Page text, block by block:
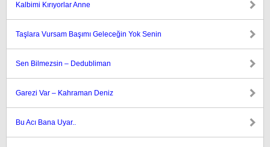
Kalbimi Kırıyorlar Anne
Taşlara Vursam Başımı Geleceğin Yok Senin
Sen Bilmezsin – Dedubliman
Garezi Var – Kahraman Deniz
Bu Acı Bana Uyar..